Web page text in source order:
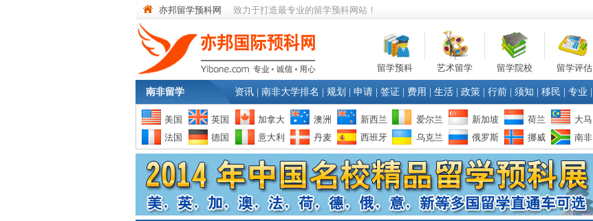
亦邦留学预科网 致力于打造最专业的留学预科网站！
留学预科 艺术留学 留学院校 留学评估
南非留学 资讯 南非大学排名 规划 申请 签证 费用 生活 政策 行前 须知 移民 专业
美国 英国 加拿大 澳洲 新西兰 爱尔兰 新加坡 荷兰 大马
法国
德国 意大利 丹麦 西班牙 乌克兰 俄罗斯 挪威 南非